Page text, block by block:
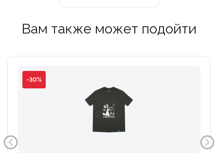
Вам также может подойти
-30%